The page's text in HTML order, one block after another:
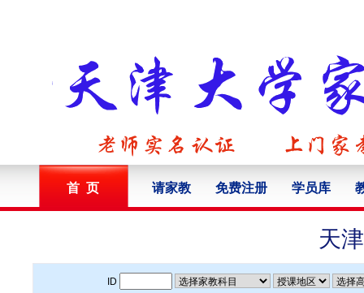
首 页 请家教 免费注册 学员库
天
ID